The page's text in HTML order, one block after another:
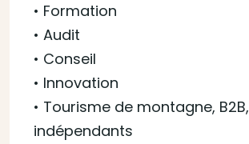
• Formation
• Audit
• Conseil
• Innovation
• Tourisme de montagne, B2B,
indépendants